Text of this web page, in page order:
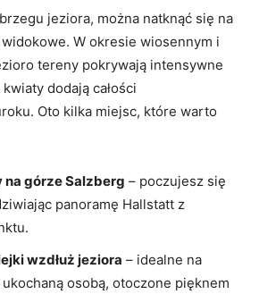
jeziora, można natknąć się na
W okresie wiosennym ‌i
tereny pokrywają intensywne
dodają całości
Oto kilka miejsc, które⁤ warto
górze Salzberg – poczujesz się
panoramę Hallstatt z
wzdłuż jeziora – idealne na
osobą, otoczone pięknem